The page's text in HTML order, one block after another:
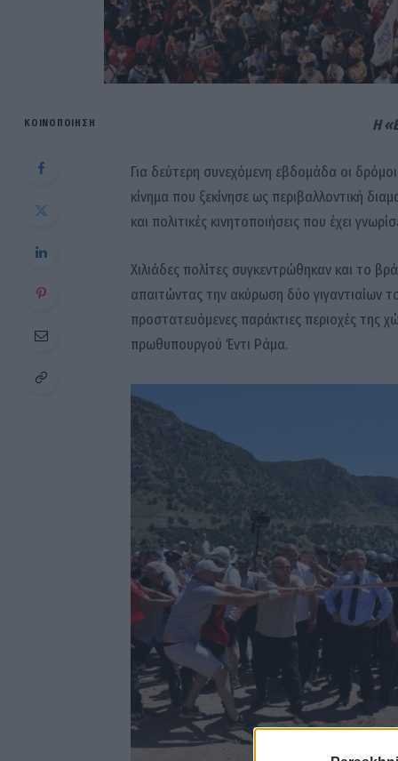
ΚΟΙΝΟΠΟΊΗΣΗ Η
Για δεύτερη συνεχόμενη εβδομάδα οι
κίνημα που ξεκίνησε ως περιβαλλοντική
και πολιτικές κινητοποιήσεις που έχει
Χιλιάδες πολίτες συγκεντρώθηκαν και το
απαιτώντας την ακύρωση δύο γιγαντιαίων
προστατευόμενες παράκτιες περιοχές της
πρωθυπουργού Έντι Ράμα.